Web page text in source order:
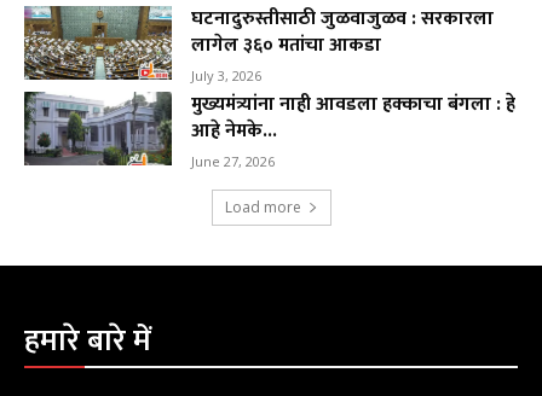
घटनादुरुस्तीसाठी जुळवाजुळव : सरकारला
लागेल ३६० मतांचा आकडा
July 3, 2026
मुख्यमंत्र्यांना नाही आवडला हक्काचा बंगला : हे
आहे नेमके...
June 27, 2026
Load more
हमारे बारे में